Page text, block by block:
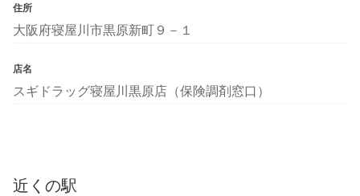
住所
大阪府寝屋川市黒原新町９－１
店名
スギドラッグ寝屋川黒原店（保険調剤窓口）
近くの駅